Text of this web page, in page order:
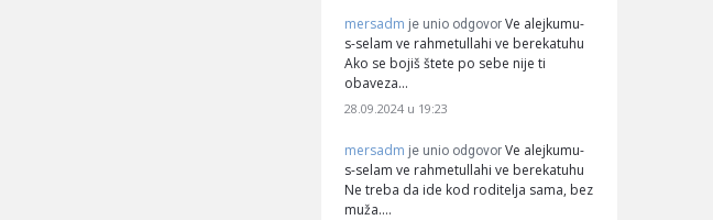
mersadm je unio odgovor Ve alejkumu-
s-selam ve rahmetullahi ve berekatuhu
Ako se bojiš štete po sebe nije ti
obaveza…
28.09.2024 u 19:23
mersadm je unio odgovor Ve alejkumu-
s-selam ve rahmetullahi ve berekatuhu
Ne treba da ide kod roditelja sama, bez
muža.…